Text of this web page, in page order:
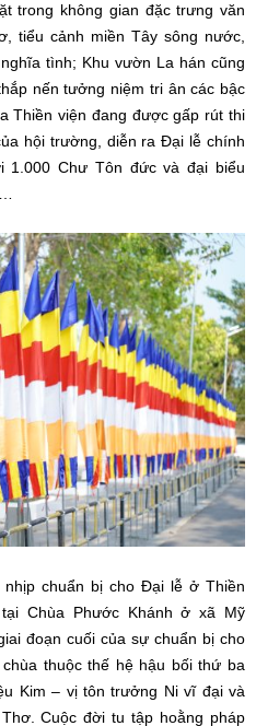
trong không gian đặc trưng văn
tiểu cảnh miền Tây sông nước,
tình; Khu vườn La hán cũng
nến tưởng niệm tri ân các bậc
Thiền viện đang được gấp rút thi
hội trường, diễn ra Đại lễ chính
Chư Tôn đức và đại biểu
chuẩn bị cho Đại lễ ở Thiền
Chùa Phước Khánh ở xã Mỹ
đoạn cuối của sự chuẩn bị cho
thuộc thế hệ hậu bối thứ ba
Kim – vị tôn trưởng Ni vĩ đại và
Cuộc đời tu tập hoằng pháp